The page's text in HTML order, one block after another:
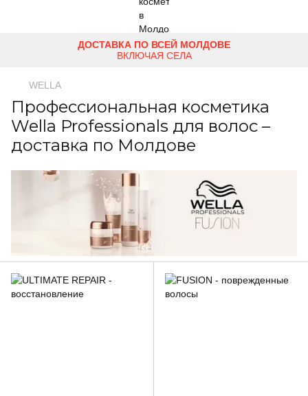
ДОСТАВКА ПО ВСЕЙ МОЛДОВЕ
ВКЛЮЧАЯ СЕЛА
WELLA
Профессиональная косметика
Wella Professionals для волос –
доставка по Молдове